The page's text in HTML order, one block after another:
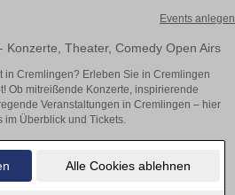
Alle Cookies ablehnen
Events anlegen
Konzerte, Theater, Comedy Open Airs
in Cremlingen? Erleben Sie in Cremlingen
Ob mitreißende Konzerte, inspirierende
Veranstaltungen in Cremlingen – hier
im Überblick und Tickets.